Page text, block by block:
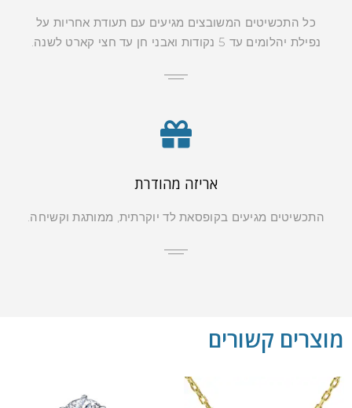
כל התכשיטים המשובצים מגיעים עם תעודת אחריות על
נפילת יהלומים עד 5 נקודות ואבני חן עד חצי קארט לשנה.
אריזה מהודרת
התכשיטים מגיעים בקופסאת לד יוקרתית, ממותגת וקשיחה.
מוצרים קשורים